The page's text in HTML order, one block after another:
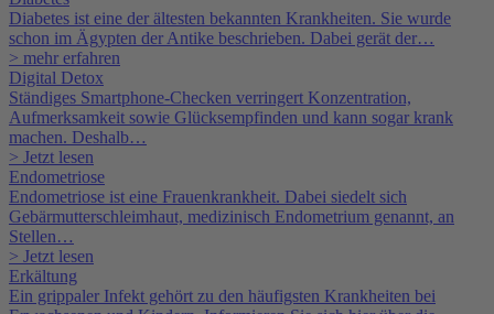
Diabetes ist eine der ältesten bekannten Krankheiten. Sie wurde
schon im Ägypten der Antike beschrieben. Dabei gerät der…
> mehr erfahren
Digital Detox
Ständiges Smartphone-Checken verringert Konzentration,
Aufmerksamkeit sowie Glücksempfinden und kann sogar krank
machen. Deshalb…
> Jetzt lesen
Endometriose
Endometriose ist eine Frauenkrankheit. Dabei siedelt sich
Gebärmutterschleimhaut, medizinisch Endometrium genannt, an
Stellen…
> Jetzt lesen
Erkältung
Ein grippaler Infekt gehört zu den häufigsten Krankheiten bei